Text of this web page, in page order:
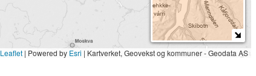
Leaflet | Powered by Esri | Kartverket, Geovekst og kommuner - Geodata AS